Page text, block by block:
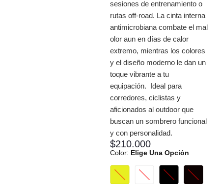
sesiones de entrenamiento o
rutas off-road. La cinta interna
antimicrobiana combate el mal
olor aun en días de calor
extremo, mientras los colores
y el diseño moderno le dan un
toque vibrante a tu
equipación. Ideal para
corredores, ciclistas y
aficionados al outdoor que
buscan un sombrero funcional
y con personalidad.
$210.000
Color: Elige Una Opción